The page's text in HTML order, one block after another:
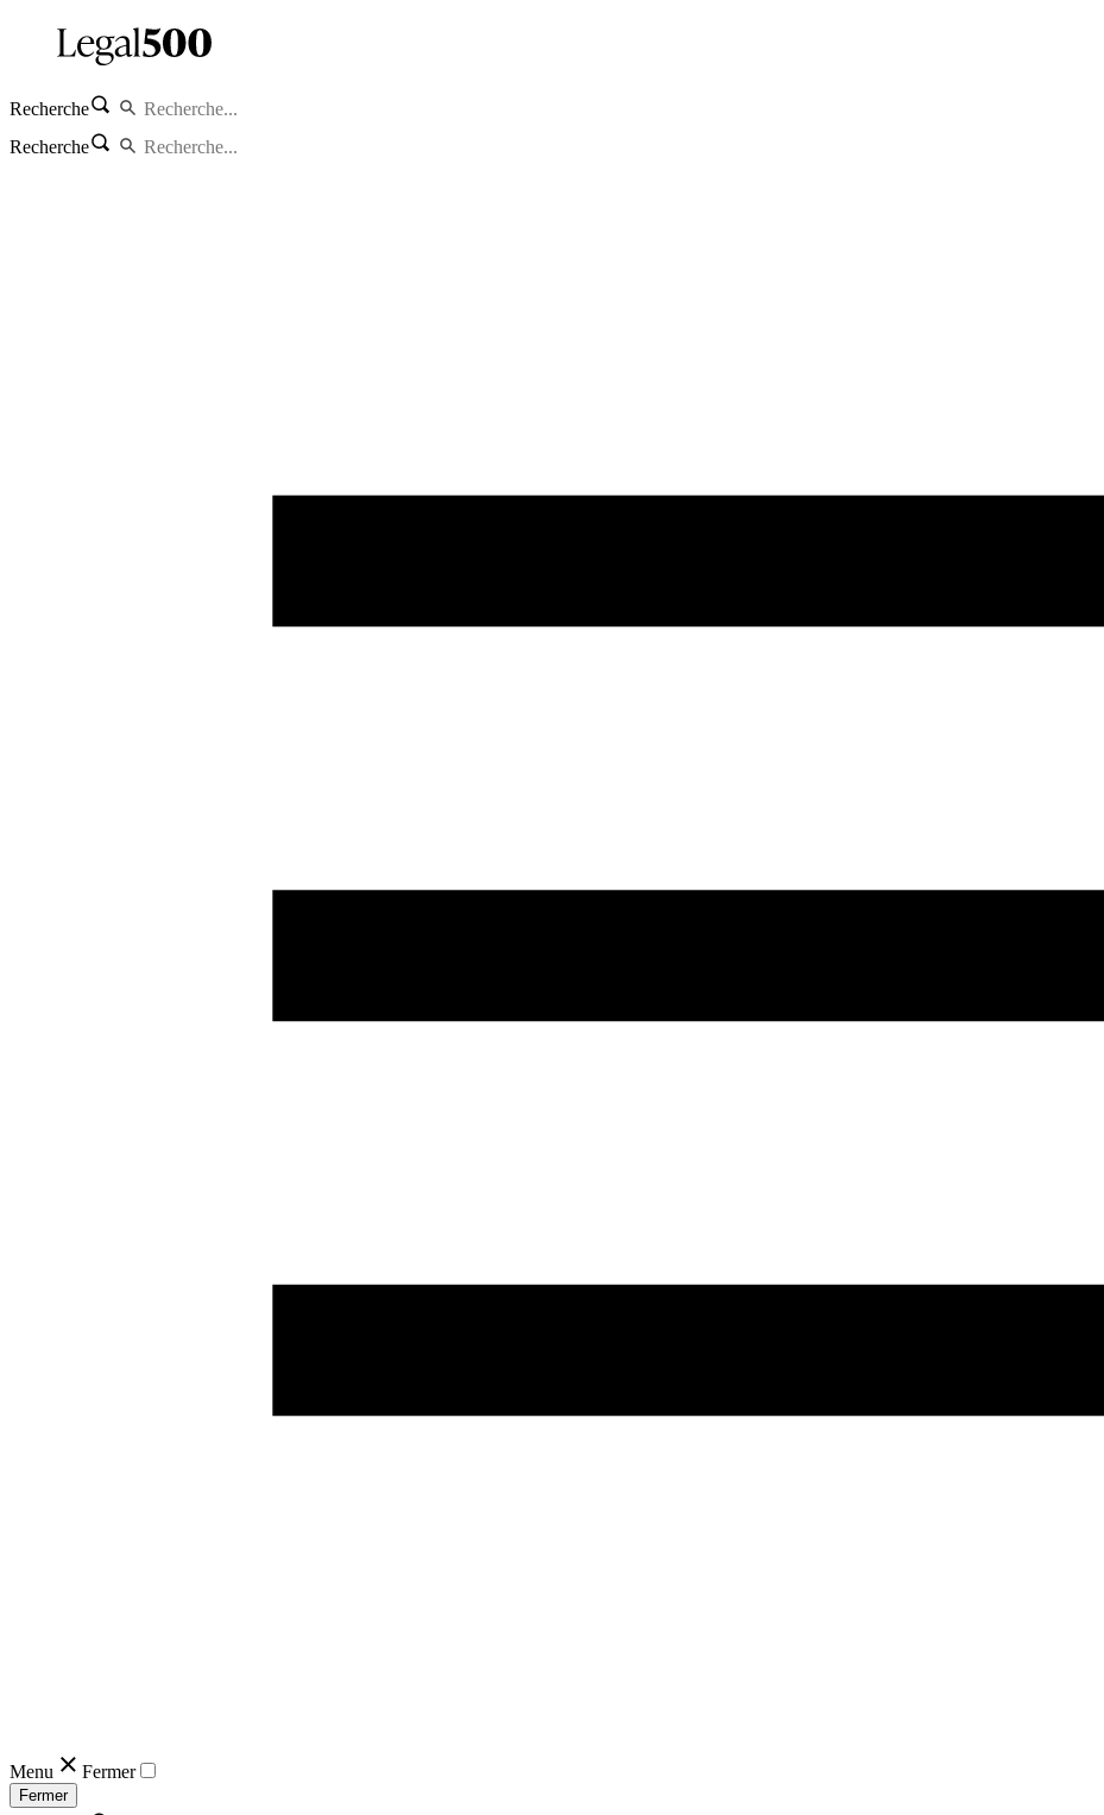
Recherche
Recherche
Menu Fermer
Fermer